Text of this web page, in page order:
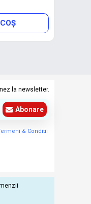
la newsletter.
Abonare
& Conditii